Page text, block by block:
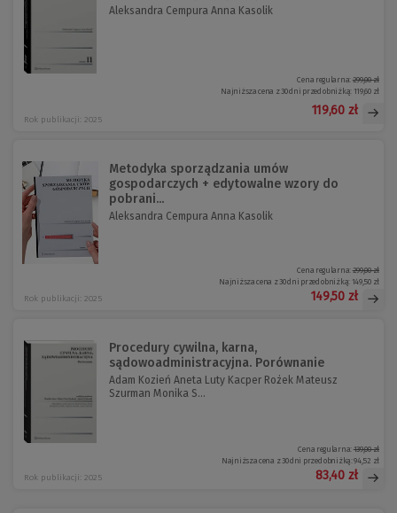
Aleksandra Cempura Anna Kasolik
Rok publikacji: 2025
Cena regularna:299,00 zł
Najniższa cena z 30 dni przed obniżką: 119,60 zł
119,60 zł
Metodyka sporządzania umów
gospodarczych + edytowalne wzory do
pobrani...
Aleksandra Cempura Anna Kasolik
Rok publikacji: 2025
Cena regularna:299,00 zł
Najniższa cena z 30 dni przed obniżką: 149,50 zł
149,50 zł
Procedury cywilna, karna,
sądowoadministracyjna. Porównanie
Adam Kozień Aneta Luty Kacper Rożek Mateusz
Szurman Monika S...
Rok publikacji: 2025
Cena regularna:139,00 zł
Najniższa cena z 30 dni przed obniżką:94,52 zł
83,40 zł